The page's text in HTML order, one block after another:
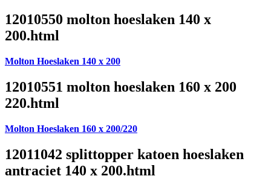
12010550 molton hoeslaken 140 x
200.html
Molton Hoeslaken 140 x 200
12010551 molton hoeslaken 160 x 200
220.html
Molton Hoeslaken 160 x 200/220
12011042 splittopper katoen hoeslaken
antraciet 140 x 200.html